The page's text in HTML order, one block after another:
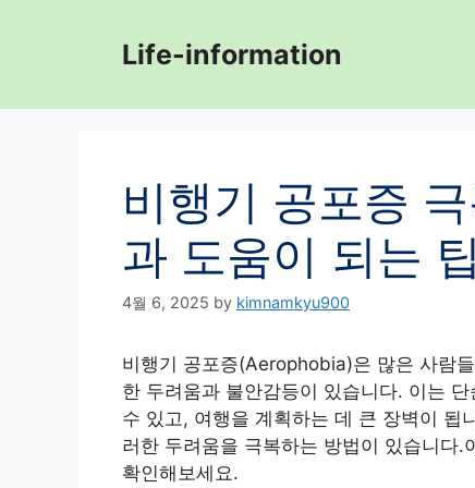
Life-information
비행기 공포증
과 도움이 되는
4월 6, 2025 by kimnamkyu900
비행기 공포증(Aerophobia)은 많은 사람
한 두려움과 불안감등이 있습니다. 이는
수 있고, 여행을 계획하는 데 큰 장벽이 됩
러한 두려움을 극복하는 방법이 있습니다
확인해보세요.